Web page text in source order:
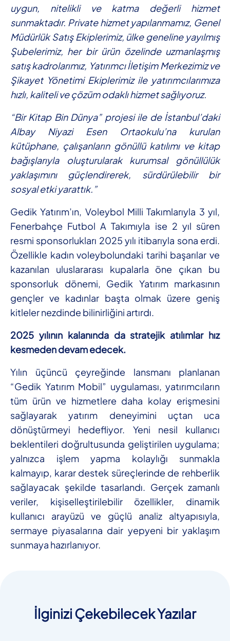
uygun, nitelikli ve katma değerli hizmet
sunmaktadır. Private hizmet yapılanmamız, Genel
Müdürlük Satış Ekiplerimiz, ülke geneline yayılmış
Şubelerimiz, her bir ürün özelinde uzmanlaşmış
satış kadrolarımız, Yatırımcı İletişim Merkezimiz ve
Şikayet Yönetimi Ekiplerimiz ile yatırımcılarımıza
hızlı, kaliteli ve çözüm odaklı hizmet sağlıyoruz.
“Bir Kitap Bin Dünya” projesi ile de İstanbul’daki
Albay Niyazi Esen Ortaokulu’na kurulan
kütüphane, çalışanların gönüllü katılımı ve kitap
bağışlarıyla oluşturularak kurumsal gönüllülük
yaklaşımını güçlendirerek, sürdürülebilir bir
sosyal etki yarattık.”
Gedik Yatırım’ın, Voleybol Milli Takımlarıyla 3 yıl,
Fenerbahçe Futbol A Takımıyla ise 2 yıl süren
resmi sponsorlukları 2025 yılı itibarıyla sona erdi.
Özellikle kadın voleybolundaki tarihi başarılar ve
kazanılan uluslararası kupalarla öne çıkan bu
sponsorluk dönemi, Gedik Yatırım markasının
gençler ve kadınlar başta olmak üzere geniş
kitleler nezdinde bilinirliğini artırdı.
2025 yılının kalanında da stratejik atılımlar hız
kesmeden devam edecek.
Yılın üçüncü çeyreğinde lansmanı planlanan
“Gedik Yatırım Mobil” uygulaması, yatırımcıların
tüm ürün ve hizmetlere daha kolay erişmesini
sağlayarak yatırım deneyimini uçtan uca
dönüştürmeyi hedefliyor. Yeni nesil kullanıcı
beklentileri doğrultusunda geliştirilen uygulama;
yalnızca işlem yapma kolaylığı sunmakla
kalmayıp, karar destek süreçlerinde de rehberlik
sağlayacak şekilde tasarlandı. Gerçek zamanlı
veriler, kişiselleştirilebilir özellikler, dinamik
kullanıcı arayüzü ve güçlü analiz altyapısıyla,
sermaye piyasalarına dair yepyeni bir yaklaşım
sunmaya hazırlanıyor.
İlginizi Çekebilecek Yazılar